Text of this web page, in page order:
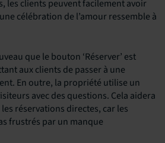
les clients peuvent facilement avoir
célébration de l’amour ressemble à
que le bouton ‘Réserver’ est
aux clients de passer à une
En outre, la propriété utilise un
avec des questions. Cela aidera
réservations directes, car les
frustrés par un manque